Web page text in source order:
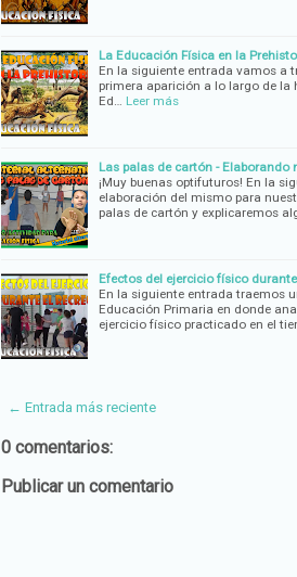
La Educación Física en la
En la siguiente entrada vamos a
primera aparición a lo largo de
Ed… Leer más
Las palas de cartón - Elaborando
¡Muy buenas optifuturos! En la
elaboración del mismo para
palas de cartón y explicaremos
Efectos del ejercicio físico
En la siguiente entrada traemos
Educación Primaria en donde
ejercicio físico practicado en el
← Entrada más reciente
0 comentarios:
Publicar un comentario